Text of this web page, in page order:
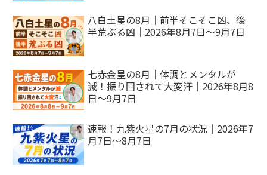
八白土星の8月｜前半そこそこ凶、後
半荒ぶる凶｜2026年8月7日～9月7日
七赤金星の8月｜体調とメンタルが
滅！振り回されて大変汗｜2026年8月8
日～9月7日
速報！九紫火星の7月の状況｜2026年7
月7日～8月7日